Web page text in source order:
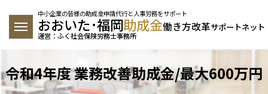
中小企業の皆様の助成金申請代行と人事労務をサポート
おおいた･福岡助成金働き方改革サポートネット
運営：ふく社会保険労務士事務所
令和4年度 業務改善助成金/最大600万円